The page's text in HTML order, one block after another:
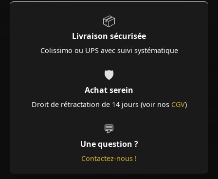
📦
Livraison sécurisée
Colissimo ou UPS avec suivi systématique
🛡️
Achat serein
Droit de rétractation de 14 jours (voir nos CGV)
💬
Une question ?
Contactez-nous !